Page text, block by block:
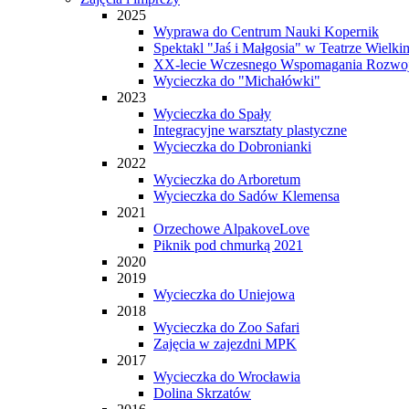
2025
Wyprawa do Centrum Nauki Kopernik
Spektakl "Jaś i Małgosia" w Teatrze
XX-lecie Wczesnego Wspomagania
Wycieczka do "Michałówki"
2023
Wycieczka do Spały
Integracyjne warsztaty plastyczne
Wycieczka do Dobronianki
2022
Wycieczka do Arboretum
Wycieczka do Sadów Klemensa
2021
Orzechowe AlpakoveLove
Piknik pod chmurką 2021
2020
2019
Wycieczka do Uniejowa
2018
Wycieczka do Zoo Safari
Zajęcia w zajezdni MPK
2017
Wycieczka do Wrocławia
Dolina Skrzatów